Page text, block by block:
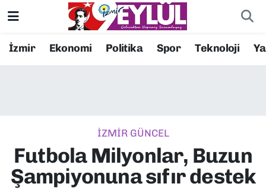
İzmir Ekonomi Politika Spor Teknoloji
İZMİR GÜNCEL
Futbola Milyonlar, Buzun
Şampiyonuna sıfır destek
Resmi İlanlar
EKONOMİ
Konak Nöbetçi Eczaneler
Süper Lig Puan Durumu ve Fikstür
Tüm Manşetler